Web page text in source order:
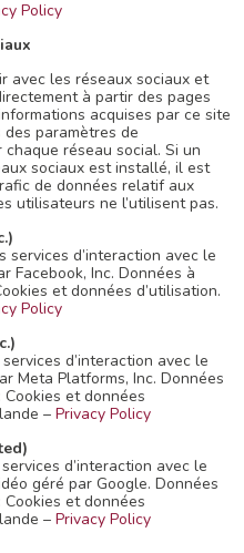
Policy
avec les réseaux sociaux et
à partir des pages
acquises par ce site
paramètres de
réseau social. Si un
sociaux est installé, il est
de données relatif aux
utilisateurs ne l’utilisent pas.
services d’interaction avec le
Facebook, Inc. Données à
et données d’utilisation.
Policy
d’interaction avec le
Meta Platforms, Inc. Données
et données
– Privacy Policy
d’interaction avec le
géré par Google. Données
et données
– Privacy Policy